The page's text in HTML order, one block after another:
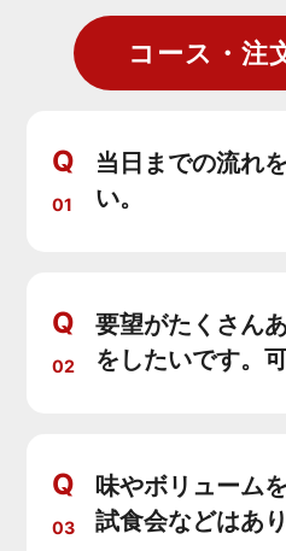
コース・注
Q
01
当日までの流れ
い。
Q
02
要望がたくさん
をしたいです。
Q
03
味やボリューム
試食会などはあ